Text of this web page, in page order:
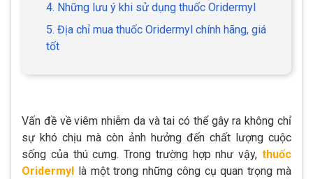
4. Những lưu ý khi sử dụng thuốc Oridermyl
5. Địa chỉ mua thuốc Oridermyl chính hãng, giá
tốt
Vấn đề về viêm nhiễm da và tai có thể gây ra không chỉ
sự khó chịu mà còn ảnh hưởng đến chất lượng cuộc
sống của thú cưng. Trong trường hợp như vậy, thuốc
Oridermyl
là một trong những công cụ quan trọng mà